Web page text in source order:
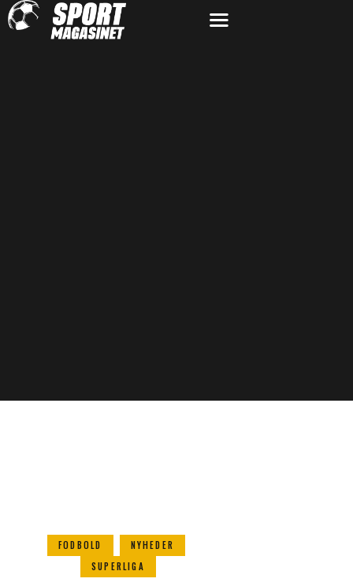
FODBOLD
NYHEDER
SUPERLIGA